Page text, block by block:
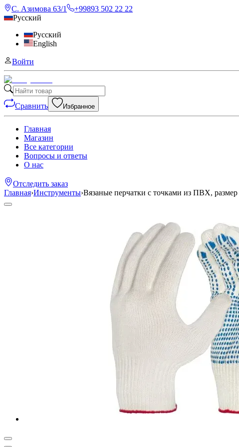
С. Азимова 63/1
+99893 502 22 22
Русский
Русский
English
Войти
Сравнить Избранное
Главная
Магазин
Все категории
Вопросы и ответы
О нас
Отследить заказ
Главная›Инструменты›Вязаные перчатки с точками из ПВХ,